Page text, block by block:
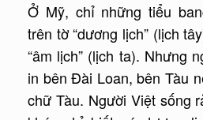
Ở Mỹ, chỉ những tiểu
trên tờ “dương lịch” (lịch
“âm lịch” (lịch ta). Nhưng
in bên Đài Loan, bên Tàu
chữ Tàu. Người Việt sống